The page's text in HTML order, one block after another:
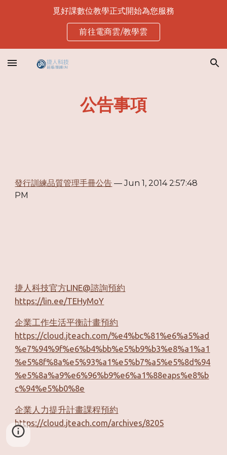
覓好課數位教學正式開始為您服務
前往電商雲/教學雲
公告事項
發行訓練品質管理手冊公告 — Jun 1, 2014 2:57:48
PM
捷人科技官方LINE@諮詢預約
https://lin.ee/TEHyMoY
企業工作生活平衡計畫預約
https://cloud.jteach.com/%e4%bc%81%e6%a5%ad
%e7%94%9f%e6%b4%bb%e5%b9%b3%e8%a1%a1
%e5%8f%8a%e5%93%a1%e5%b7%a5%e5%8d%94
%e5%8a%a9%e6%96%b9%e6%a1%88eaps%e8%b
c%94%e5%b0%8e
企業人力提升計畫課程預約
https://cloud.jteach.com/archives/8205